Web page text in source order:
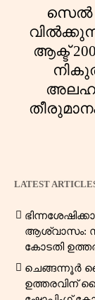
സെൽ
ആക്ട്
LATEST
ആശ്വാസം:
കോടതി
ചെങ്ങന്നൂർ
ഉത്തരവിന്